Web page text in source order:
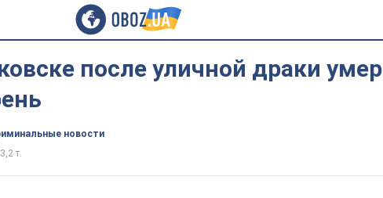
после уличной драки умер
новости
т.